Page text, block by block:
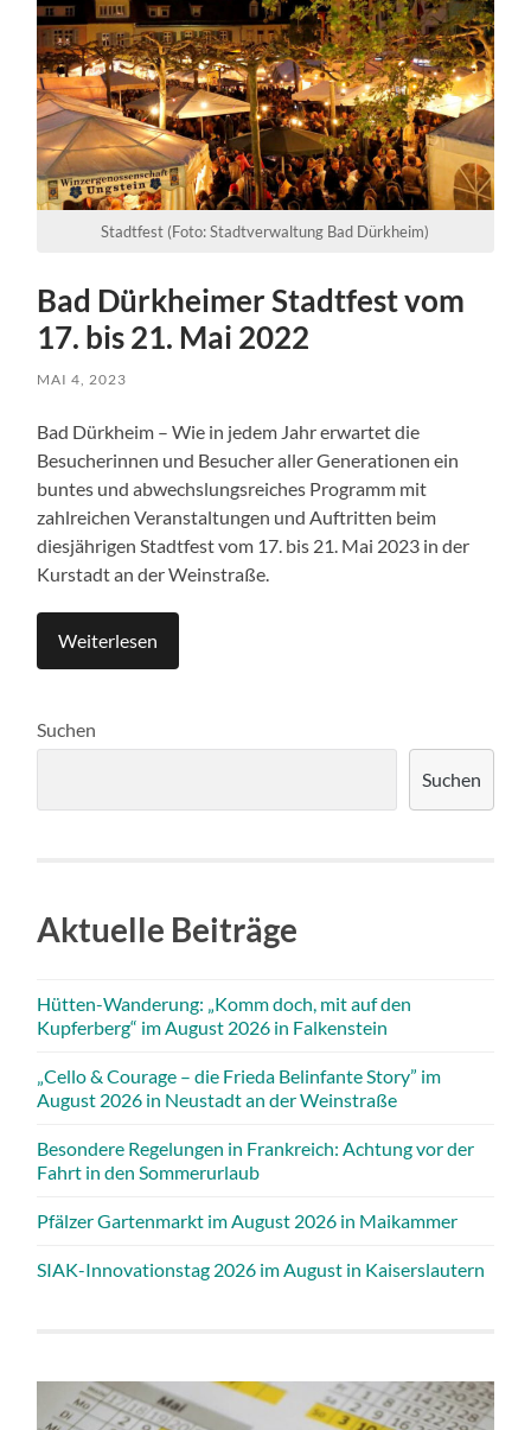
Stadtfest (Foto: Stadtverwaltung Bad Dürkheim)
Bad Dürkheimer Stadtfest vom
17. bis 21. Mai 2022
MAI 4, 2023
Bad Dürkheim – Wie in jedem Jahr erwartet die
Besucherinnen und Besucher aller Generationen ein
buntes und abwechslungsreiches Programm mit
zahlreichen Veranstaltungen und Auftritten beim
diesjährigen Stadtfest vom 17. bis 21. Mai 2023 in der
Kurstadt an der Weinstraße.
Weiterlesen
Suchen
Suchen
Aktuelle Beiträge
Hütten-Wanderung: „Komm doch, mit auf den
Kupferberg“ im August 2026 in Falkenstein
„Cello & Courage – die Frieda Belinfante Story” im
August 2026 in Neustadt an der Weinstraße
Besondere Regelungen in Frankreich: Achtung vor der
Fahrt in den Sommerurlaub
Pfälzer Gartenmarkt im August 2026 in Maikammer
SIAK-Innovationstag 2026 im August in Kaiserslautern